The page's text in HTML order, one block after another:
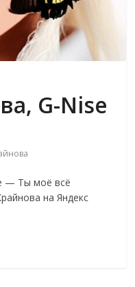
G-Nise
— Ты моё всё
на Яндекс